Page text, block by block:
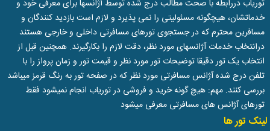
توریاب دررابطه با صحت مطالب درج شده توسط آژانسها برای معرفی خود و
خدماتشان، هیچگونه مسئولیتی را نمی پذیرد و لازم است بازدید کنندگان و
مسافرین محترم که در جستجوی تورهای مسافرتی داخلی و خارجی هستند
درانتخاب خدمات آژانسهای مورد نظر، دقت لازم را بکارگیرند. همچنین قبل از
انتخاب یک تور دقیقا توضیحات تور مورد نظر و قیمت تور و زمان پرواز را با
تلفن درج شده آژانس مسافرتی مورد نظر که در صفحه تور به رنگ قرمز میباشد
بررسی کنند. مهم: هیچ گونه خرید و فروشی در توریاب انجام نمیشود فقط
تورهای آژانس های مسافرتی معرفی میشود
لینک تور ها